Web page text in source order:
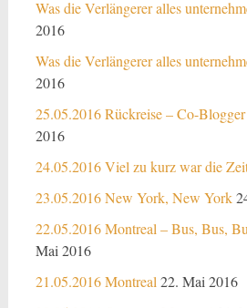
Was die Verlängerer alles
2016
Was die Verlängerer alles
2016
25.05.2016 Rückreise – Co-
2016
24.05.2016 Viel zu kurz war die
23.05.2016 New York, New York
22.05.2016 Montreal – Bus, Bus,
Mai 2016
21.05.2016 Montreal 22. Mai 2016